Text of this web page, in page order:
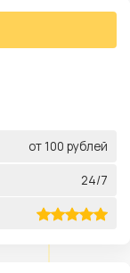
от 100 рублей
24/7